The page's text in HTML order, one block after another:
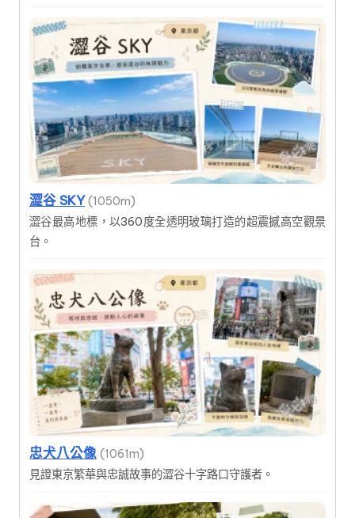
澀谷 SKY (1050m)
澀谷最高地標，以360度全透明玻璃打造的超震撼高空觀景
台。
忠犬八公像 (1061m)
見證東京繁華與忠誠故事的澀谷十字路口守護者。